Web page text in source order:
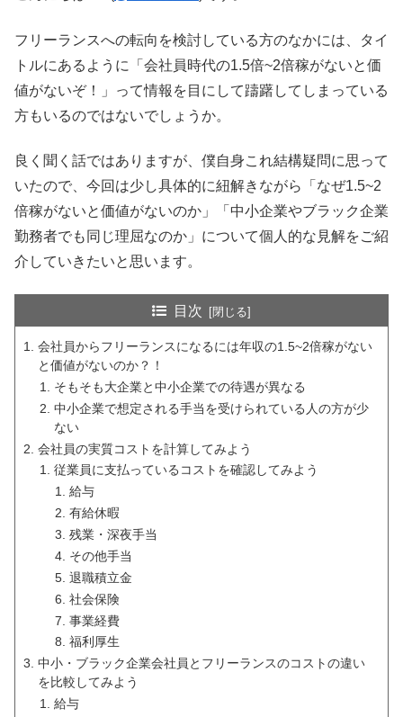
フリーランスへの転向を検討している方のなかには、タイ
トルにあるように「会社員時代の1.5倍~2倍稼がないと価
値がないぞ！」って情報を目にして躊躇してしまっている
方もいるのではないでしょうか。
良く聞く話ではありますが、僕自身これ結構疑問に思って
いたので、今回は少し具体的に紐解きながら「なぜ1.5~2
倍稼がないと価値がないのか」「中小企業やブラック企業
勤務者でも同じ理屈なのか」について個人的な見解をご紹
介していきたいと思います。
目次
会社員からフリーランスになるには年収の1.5~2倍稼がない
と価値がないのか？！
そもそも大企業と中小企業での待遇が異なる
中小企業で想定される手当を受けられている人の方が少
ない
会社員の実質コストを計算してみよう
従業員に支払っているコストを確認してみよう
給与
有給休暇
残業・深夜手当
その他手当
退職積立金
社会保険
事業経費
福利厚生
中小・ブラック企業会社員とフリーランスのコストの違い
を比較してみよう
給与